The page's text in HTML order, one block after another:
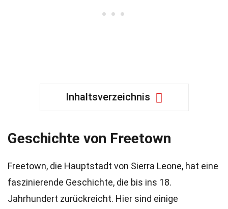
Inhaltsverzeichnis
Geschichte von Freetown
Freetown, die Hauptstadt von Sierra Leone, hat eine
faszinierende Geschichte, die bis ins 18.
Jahrhundert zurückreicht. Hier sind einige